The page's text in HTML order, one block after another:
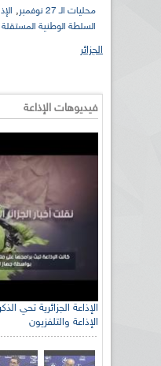
محليات الـ 27 نوفمبر
,
السلطة الوطنية المستقلة
الجزائر
فيديوهات الإذاعة
الإذاعة والتلفزيون
رئيس اللجنة الوطنية
الصحراوي السيد سعيد